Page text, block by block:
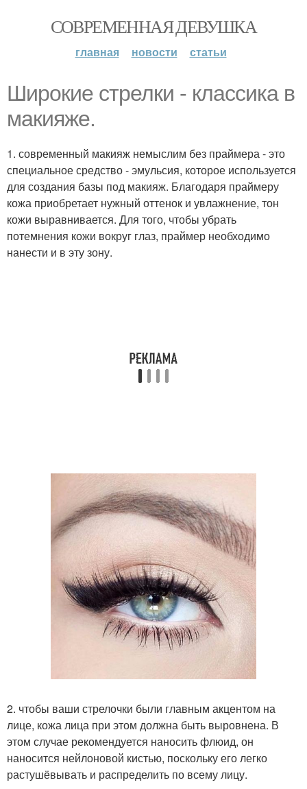
СОВРЕМЕННАЯ ДЕВУШКА
главная новости статьи
Широкие стрелки - классика в
макияже.
1. современный макияж немыслим без праймера - это
специальное средство - эмульсия, которое используется
для создания базы под макияж. Благодаря праймеру
кожа приобретает нужный оттенок и увлажнение, тон
кожи выравнивается. Для того, чтобы убрать
потемнения кожи вокруг глаз, праймер необходимо
нанести и в эту зону.
2. чтобы ваши стрелочки были главным акцентом на
лице, кожа лица при этом должна быть выровнена. В
этом случае рекомендуется наносить флюид, он
наносится нейлоновой кистью, поскольку его легко
растушёвывать и распределить по всему лицу.